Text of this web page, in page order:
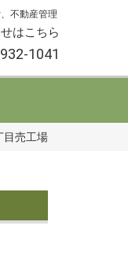
不動産管理
はこちら
1041
目売工場